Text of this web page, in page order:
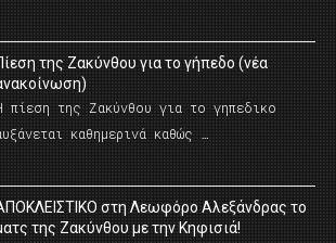
της Ζακύνθου για το γήπεδο (νέα
πίεση της Ζακύνθου για το γηπεδικο
καθημερινά καθώς …
στη Λεωφόρο Αλεξάνδρας το
της Ζακύνθου με την Κηφισιά!